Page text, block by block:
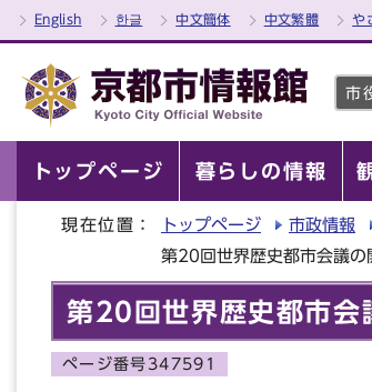
English 한글 中文簡体 中文繁體 や
市
トップページ 暮らしの情報
現在位置： トップページ 市政情報
第20回世界歴史都市会議の
第20回世界歴史都市会
ページ番号347591